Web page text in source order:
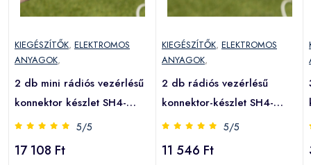
KIEGÉSZÍTŐK, ELEKTROMOS
ANYAGOK,
2 db mini rádiós vezérlésű
konnektor készlet SH4-
99653 Kültéri terület
5/5
17 108 Ft
KIEGÉSZÍTŐK, ELEKTROMOS
ANYAGOK,
2 db rádiós vezérlésű
konnektor-készlet SH4-
99654 Kültéri terület
5/5
11 546 Ft